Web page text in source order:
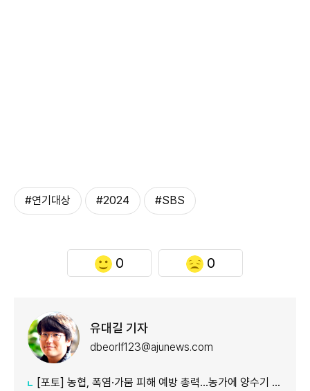
#연기대상 #2024 #SBS
0 0
유대길 기자
dbeorlf123@ajunews.com
[포토] 농협, 폭염·가뭄 피해 예방 총력…농가에 양수기 지원